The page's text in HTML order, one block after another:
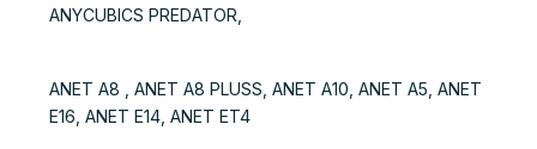
ANYCUBICS PREDATOR,
ANET A8 , ANET A8 PLUSS, ANET A10, ANET A5, ANET
E16, ANET E14, ANET ET4